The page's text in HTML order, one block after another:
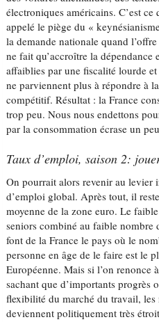
électroniques américains. C’est
appelé le piège du «
la demande nationale quand
ne fait qu’accroître la dépendance
affaiblies par une fiscalité lourde
ne parviennent plus à répondre à
compétitif. Résultat : la France
trop peu. Nous nous endettons
par la consommation écrase un
Taux d’emploi, saison 2:
On pourrait alors revenir au levier
d’emploi global. Après tout, il
moyenne de la zone euro. Le
seniors combiné au faible nombre
font de la France le pays où le
personne en âge de le faire est le
Européenne. Mais si l’on renonce
sachant que d’importants progrès
flexibilité du marché du travail,
deviennent politiquement très